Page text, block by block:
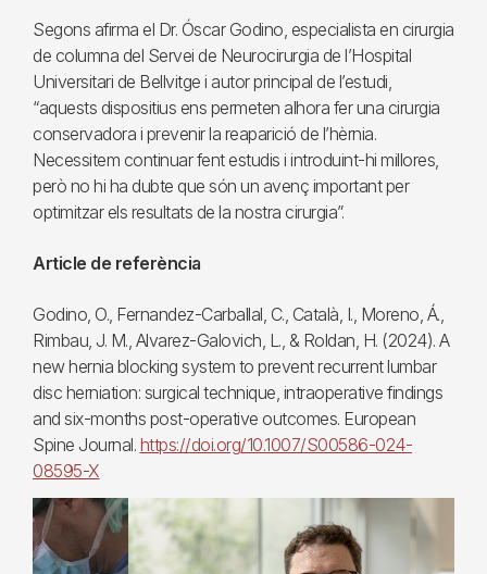
Segons afirma el Dr. Óscar Godino, especialista en cirurgia
de columna del Servei de Neurocirurgia de l’Hospital
Universitari de Bellvitge i autor principal de l’estudi,
“aquests dispositius ens permeten alhora fer una cirurgia
conservadora i prevenir la reaparició de l’hèrnia.
Necessitem continuar fent estudis i introduint-hi millores,
però no hi ha dubte que són un avenç important per
optimitzar els resultats de la nostra cirurgia”.
Article de referència
Godino, O., Fernandez-Carballal, C., Català, I., Moreno, Á.,
Rimbau, J. M., Alvarez-Galovich, L., & Roldan, H. (2024). A
new hernia blocking system to prevent recurrent lumbar
disc herniation: surgical technique, intraoperative findings
and six-months post-operative outcomes. European
Spine Journal. https://doi.org/10.1007/S00586-024-
08595-X